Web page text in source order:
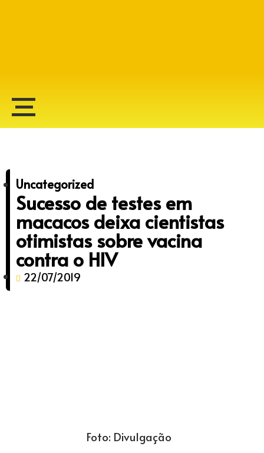
Uncategorized
Sucesso de testes em
macacos deixa cientistas
otimistas sobre vacina
contra o HIV
22/07/2019
Foto: Divulgação